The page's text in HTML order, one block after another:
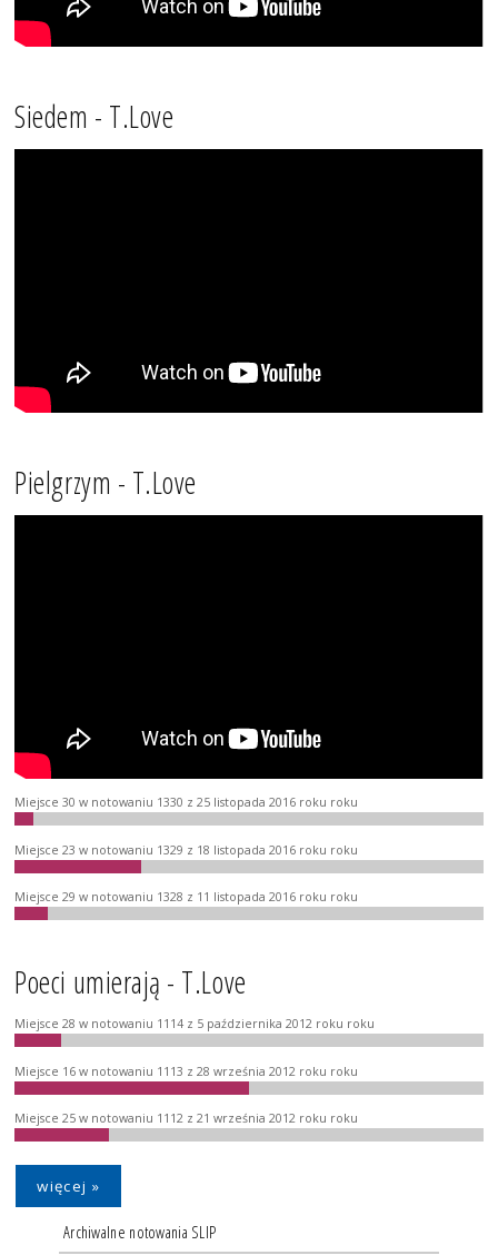
Siedem - T.Love
Pielgrzym - T.Love
Miejsce 30 w notowaniu 1330 z 25 listopada 2016 roku roku
Miejsce 23 w notowaniu 1329 z 18 listopada 2016 roku roku
Miejsce 29 w notowaniu 1328 z 11 listopada 2016 roku roku
Poeci umierają - T.Love
Miejsce 28 w notowaniu 1114 z 5 października 2012 roku roku
Miejsce 16 w notowaniu 1113 z 28 września 2012 roku roku
Miejsce 25 w notowaniu 1112 z 21 września 2012 roku roku
więcej »
Archiwalne notowania SLIP